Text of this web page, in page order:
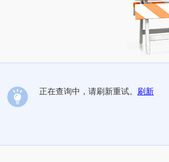
正在查询中，请刷新重试。 刷新